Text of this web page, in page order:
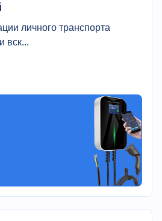
личного транспорта
вск...